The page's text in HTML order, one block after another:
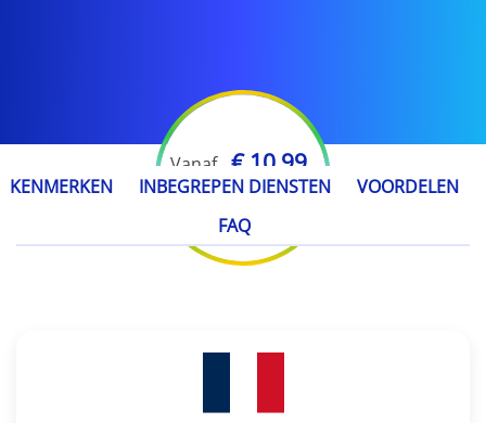
Vanaf € 10,99
/ jaar
KENMERKEN INBEGREPEN DIENSTEN
VOORDELEN
FAQ